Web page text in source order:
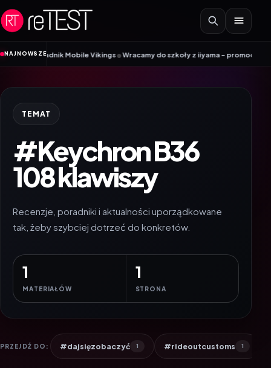
Przejdź do treści
NAJNOWSZEMobile Vikings•Wracamy do szkoły z iiyama – promocja Back to
TEMAT
#Keychron B36
108 klawiszy
Recenzje, poradniki i aktualności uporządkowane
tak, żeby szybciej dotrzeć do konkretów.
1
MATERIAŁÓW
1
STRONA
PRZEJDŹ DO: #dajsięzobaczyć 1 #rideoutcustoms 1